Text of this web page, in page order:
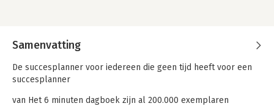
Samenvatting
De succesplanner voor iedereen die geen tijd heeft voor een
succesplanner
van Het 6 minuten dagboek zijn al 200.000 exemplaren